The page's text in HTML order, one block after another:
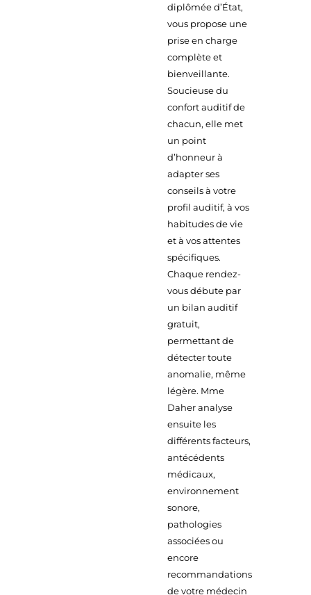
diplômée d’État,
vous propose une
prise en charge
complète et
bienveillante.
Soucieuse du
confort auditif de
chacun, elle met
un point
d’honneur à
adapter ses
conseils à votre
profil auditif, à vos
habitudes de vie
et à vos attentes
spécifiques.
Chaque rendez-
vous débute par
un bilan auditif
gratuit,
permettant de
détecter toute
anomalie, même
légère. Mme
Daher analyse
ensuite les
différents facteurs,
antécédents
médicaux,
environnement
sonore,
pathologies
associées ou
encore
recommandations
de votre médecin